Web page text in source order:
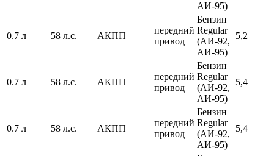
АИ-95)
0.7 л 58 л.с. АКПП
передний
привод
Бензин
Regular
(АИ-92,
АИ-95)
5,2
0.7 л 58 л.с. АКПП
передний
привод
Бензин
Regular
(АИ-92,
АИ-95)
5,4
0.7 л 58 л.с. АКПП
передний
привод
Бензин
Regular
(АИ-92,
АИ-95)
5,4